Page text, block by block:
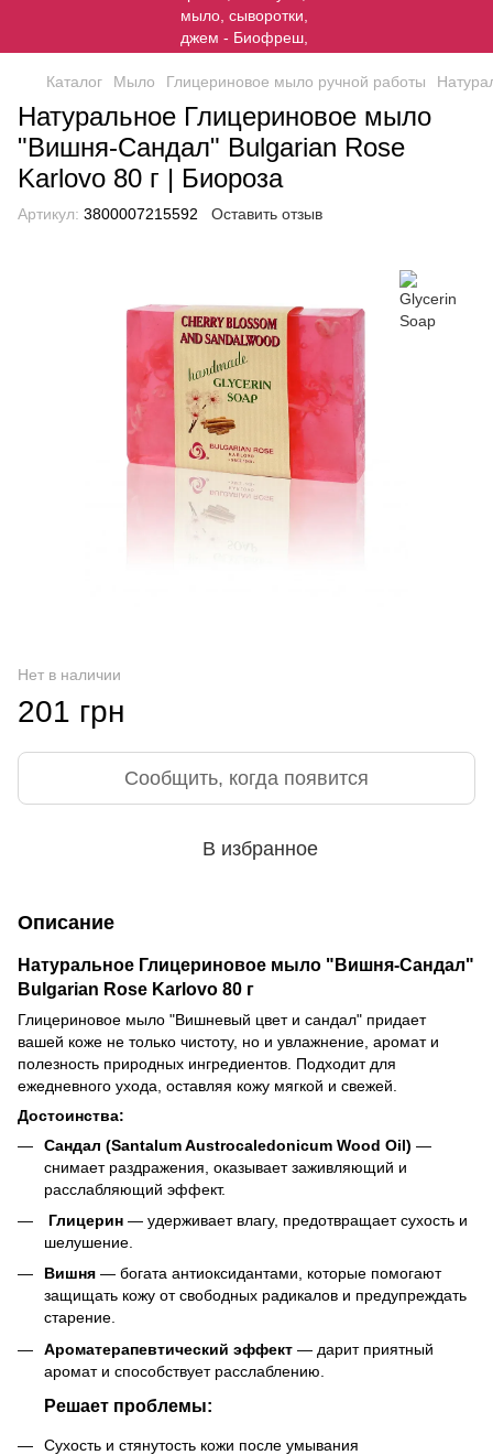
Каталог Мыло Глицериновое мыло ручной работы
Натуральное Глицериновое мыло
"Вишня-Сандал" Bulgarian Rose
Karlovo 80 г | Биороза
Артикул: 3800007215592 Оставить отзыв
Нет в наличии
201 грн
Сообщить, когда появится
В избранное
Описание
Натуральное Глицериновое мыло "Вишня-Сандал"
Bulgarian Rose Karlovo 80 г
Глицериновое мыло "Вишневый цвет и сандал" придает
вашей коже не только чистоту, но и увлажнение, аромат и
полезность природных ингредиентов. Подходит для
ежедневного ухода, оставляя кожу мягкой и свежей.
Достоинства:
Сандал (Santalum Austrocaledonicum Wood Oil) —
снимает раздражения, оказывает заживляющий и
расслабляющий эффект.
Глицерин — удерживает влагу, предотвращает сухость и
шелушение.
Вишня — богата антиоксидантами, которые помогают
защищать кожу от свободных радикалов и предупреждать
старение.
Ароматерапевтический эффект — дарит приятный
аромат и способствует расслаблению.
Решает проблемы:
Сухость и стянутость кожи после умывания